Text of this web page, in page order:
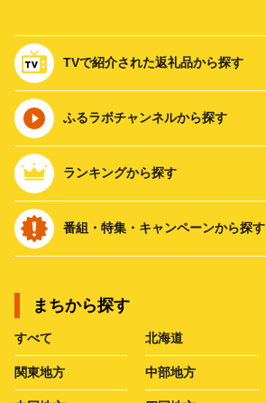
TVで紹介された返礼品から探す
ふるラボチャンネルから探す
ランキングから探す
番組・特集・キャンペーンから探す
まちから探す
すべて 北海道
関東地方 中部地方